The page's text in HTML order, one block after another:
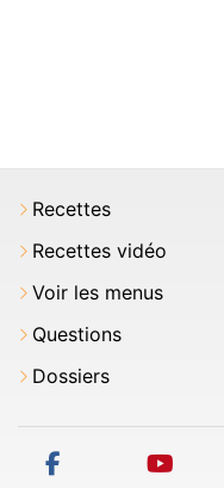
Recettes
Recettes vidéo
Voir les menus
Questions
Dossiers
facebook